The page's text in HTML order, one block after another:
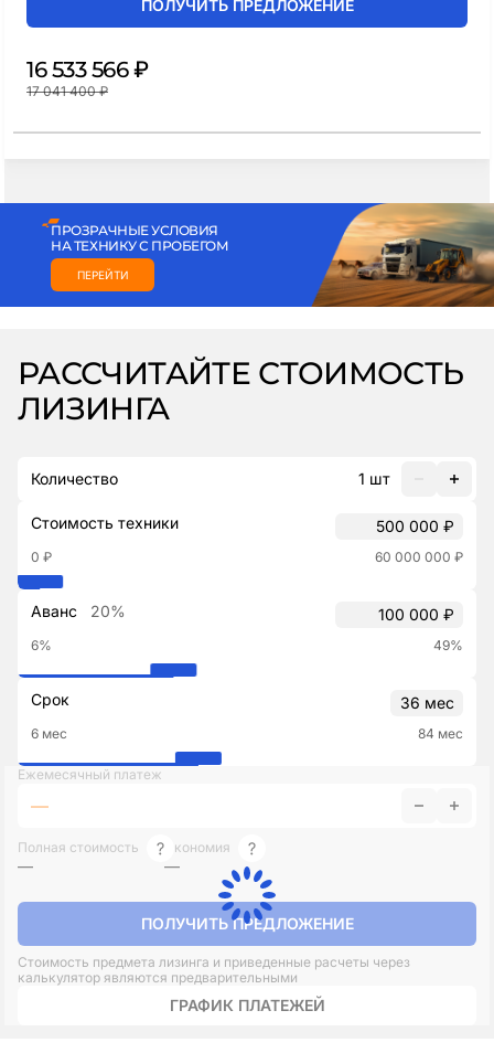
ПОЛУЧИТЬ ПРЕДЛОЖЕНИЕ
16 533 566 ₽
17 041 400 ₽
ПРОЗРАЧНЫЕ УСЛОВИЯ
ПЕРЕЙТИ
РАССЧИТАЙТЕ СТОИМОСТЬ
ЛИЗИНГА
Стоимость техники
0 ₽ 60 000 000 ₽
Количество 1 шт
Аванс 20%
6% 49%
Срок
6 мес 84 мес
Ежемесячный платеж
—
Полная стоимость
—
Экономия
—
ПОЛУЧИТЬ ПРЕДЛОЖЕНИЕ
Стоимость предмета лизинга и приведенные расчеты через
калькулятор являются предварительными
ГРАФИК ПЛАТЕЖЕЙ